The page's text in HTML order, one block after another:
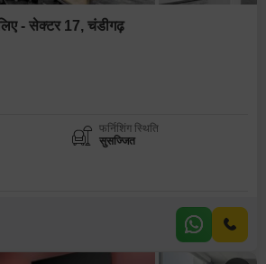
- सेक्टर 17, चंडीगढ़
फर्निशिंग स्थिति
सुसज्जित